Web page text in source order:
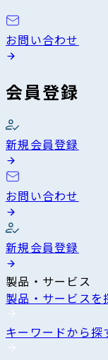
お問い合わせ
会員登録
新規会員登録
お問い合わせ
新規会員登録
製品・サービス
製品・サービスを
キーワードから探